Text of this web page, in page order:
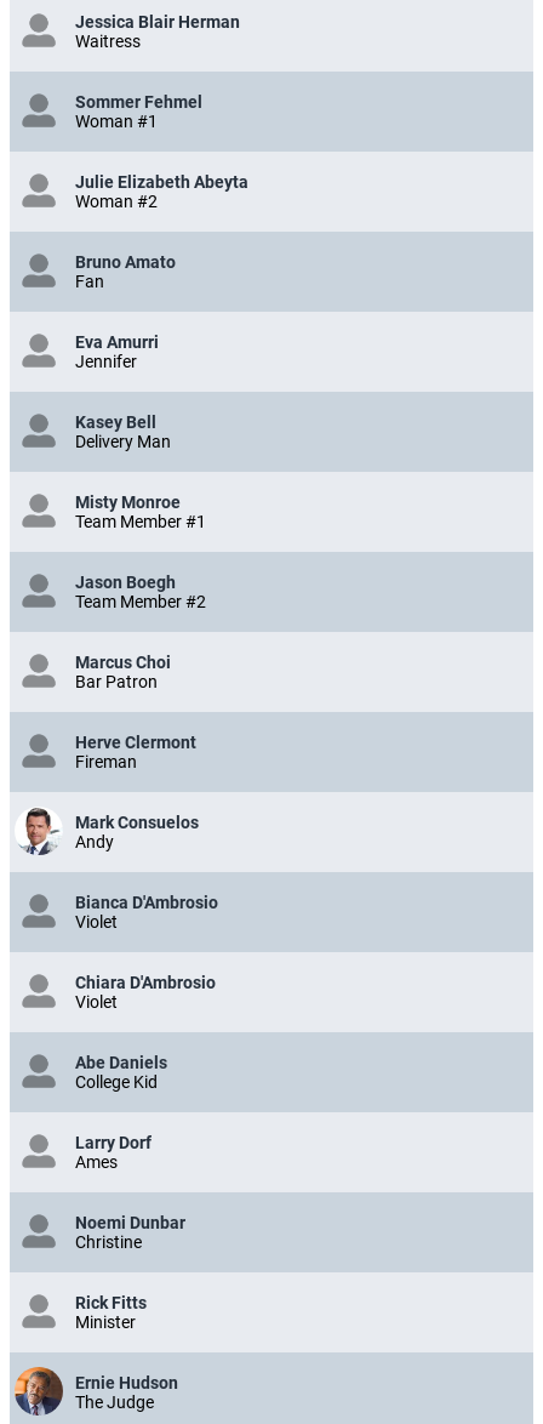
Jessica Blair Herman
Waitress
Sommer Fehmel
Woman #1
Julie Elizabeth Abeyta
Woman #2
Bruno Amato
Fan
Eva Amurri
Jennifer
Kasey Bell
Delivery Man
Misty Monroe
Team Member #1
Jason Boegh
Team Member #2
Marcus Choi
Bar Patron
Herve Clermont
Fireman
Mark Consuelos
Andy
Bianca D'Ambrosio
Violet
Chiara D'Ambrosio
Violet
Abe Daniels
College Kid
Larry Dorf
Ames
Noemi Dunbar
Christine
Rick Fitts
Minister
Ernie Hudson
The Judge